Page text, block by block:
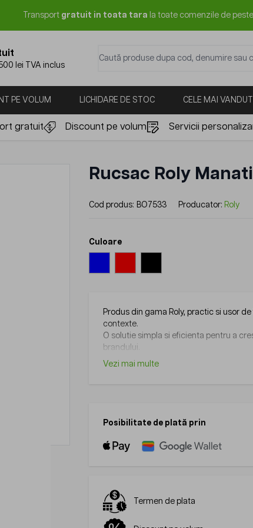
Transport gratuit in toata tara la toate comenzile de
lei TVA inclus
PE VOLUM LICHIDARE DE STOC CELE MAI
gratuit Discount pe volum Servicii
Rucsac Roly Manati
Cod produs: BO7533 Producator: Roly
Culoare
Produs din gama Roly, practic si usor
contexte.
O solutie simpla si eficienta pentru a
brandului.
Vezi mai multe
Posibilitate de plată prin
Termen de plata